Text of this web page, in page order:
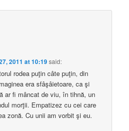
2011 at 10:19said:
rodea puţin câte puţin, din
era sfâşâietoare, ca şi
ar fi mâncat de viu, în tihnă, un
morţii. Empatizez cu cei care
zonă. Cu unii am vorbit şi eu.